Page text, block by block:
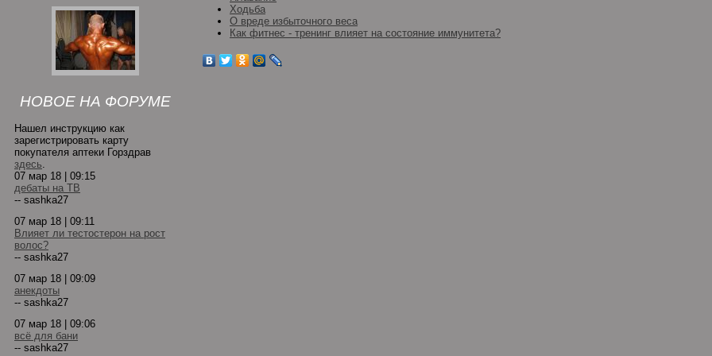
НОВОЕ НА ФОРУМЕ
Нашел инструкцию как
зарегистрировать карту
покупателя аптеки Горздрав
здесь.
07 мар 18 | 09:15
дебаты на ТВ
-- sashka27
07 мар 18 | 09:11
Влияет ли тестостерон на рост
волос?
-- sashka27
07 мар 18 | 09:09
анекдоты
-- sashka27
07 мар 18 | 09:06
всё для бани
-- sashka27
Ходьба
О вреде избыточного веса
Как фитнес - тренинг влияет на состояние иммунитета?